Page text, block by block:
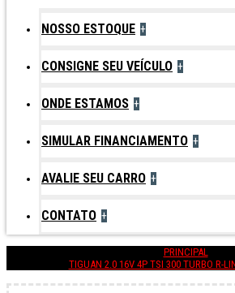
NOSSO ESTOQUE +
CONSIGNE SEU VEÍCULO +
ONDE ESTAMOS +
SIMULAR FINANCIAMENTO +
AVALIE SEU CARRO +
CONTATO +
PRINCIPAL
TIGUAN 2.0 16V 4P TSI 300 TURBO R-